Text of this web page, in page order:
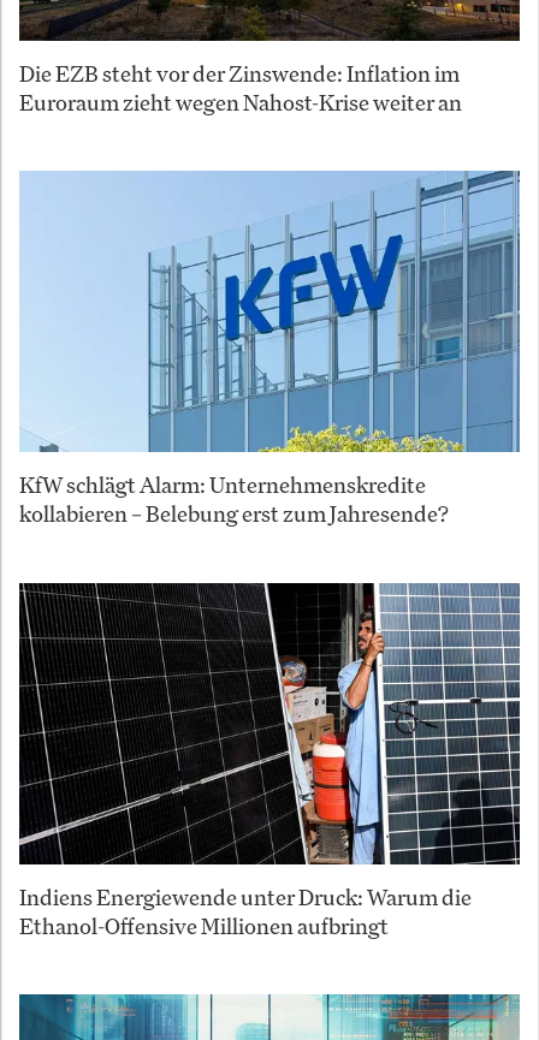
Die EZB steht vor der Zinswende: Inflation im
Euroraum zieht wegen Nahost-Krise weiter an
KfW schlägt Alarm: Unternehmenskredite
kollabieren – Belebung erst zum Jahresende?
Indiens Energiewende unter Druck: Warum die
Ethanol-Offensive Millionen aufbringt